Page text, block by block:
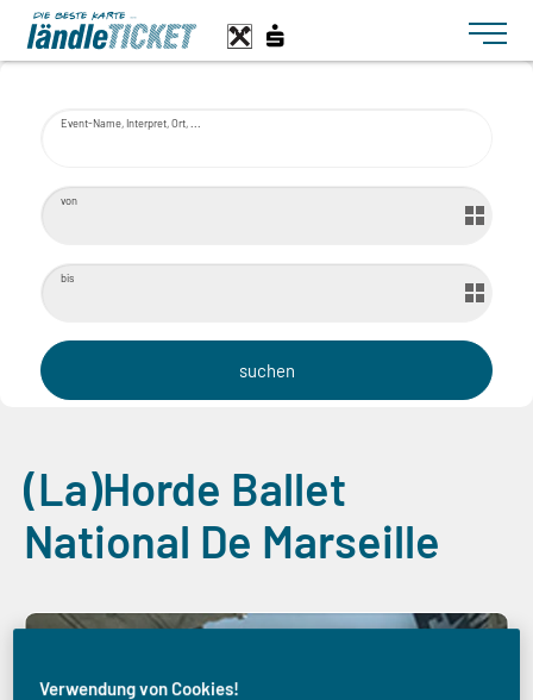
Toggle
Event-Name, Interpret, Ort, ...
von
bis
(La)Horde Ballet
National De Marseille
Verwendung von Cookies!